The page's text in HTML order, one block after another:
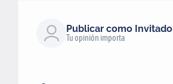
Publicar como Invitado
Tu opinión importa